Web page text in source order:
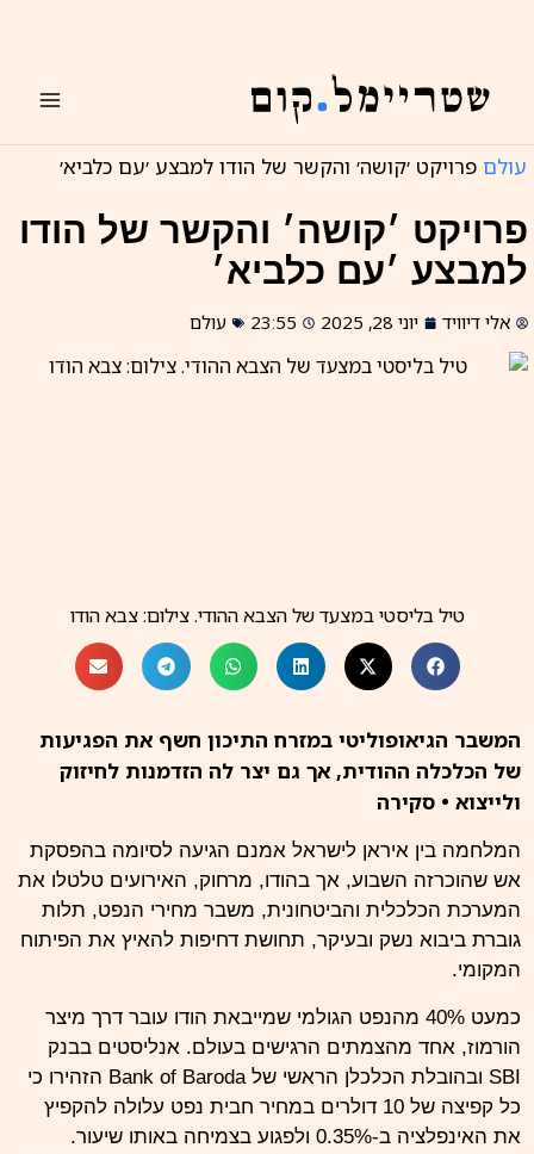
עולם פרויקט ׳קושה׳ והקשר של הודו למבצע ׳עם כלביא׳
פרויקט ׳קושה׳ והקשר של הודו
למבצע ׳עם כלביא׳
אלי דיוויד יוני 28, 2025 23:55 עולם
טיל בליסטי במצעד של הצבא ההודי. צילום: צבא הודו
המשבר הגיאופוליטי במזרח התיכון חשף את הפגיעות
של הכלכלה ההודית, אך גם יצר לה הזדמנות לחיזוק
ולייצוא • סקירה
המלחמה בין איראן לישראל אמנם הגיעה לסיומה בהפסקת
אש שהוכרזה השבוע, אך בהודו, מרחוק, האירועים טלטלו את
המערכת הכלכלית והביטחונית, משבר מחירי הנפט, תלות
גוברת ביבוא נשק ובעיקר, תחושת דחיפות להאיץ את הפיתוח
המקומי.
כמעט 40% מהנפט הגולמי שמייבאת הודו עובר דרך מיצר
הורמוז, אחד מהצמתים הרגישים בעולם. אנליסטים בבנק
SBI ובהובלת הכלכלן הראשי של Bank of Baroda הזהירו כי
כל קפיצה של 10 דולרים במחיר חבית נפט עלולה להקפיץ
את האינפלציה ב-0.35% ולפגוע בצמיחה באותו שיעור.